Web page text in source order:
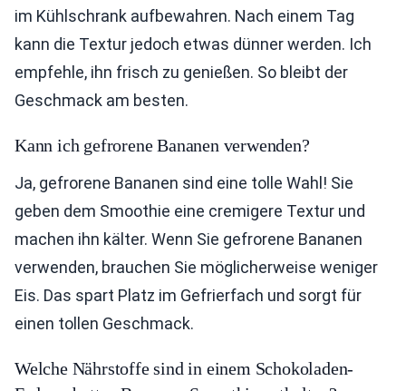
im Kühlschrank aufbewahren. Nach einem Tag
kann die Textur jedoch etwas dünner werden. Ich
empfehle, ihn frisch zu genießen. So bleibt der
Geschmack am besten.
Kann ich gefrorene Bananen verwenden?
Ja, gefrorene Bananen sind eine tolle Wahl! Sie
geben dem Smoothie eine cremigere Textur und
machen ihn kälter. Wenn Sie gefrorene Bananen
verwenden, brauchen Sie möglicherweise weniger
Eis. Das spart Platz im Gefrierfach und sorgt für
einen tollen Geschmack.
Welche Nährstoffe sind in einem Schokoladen-